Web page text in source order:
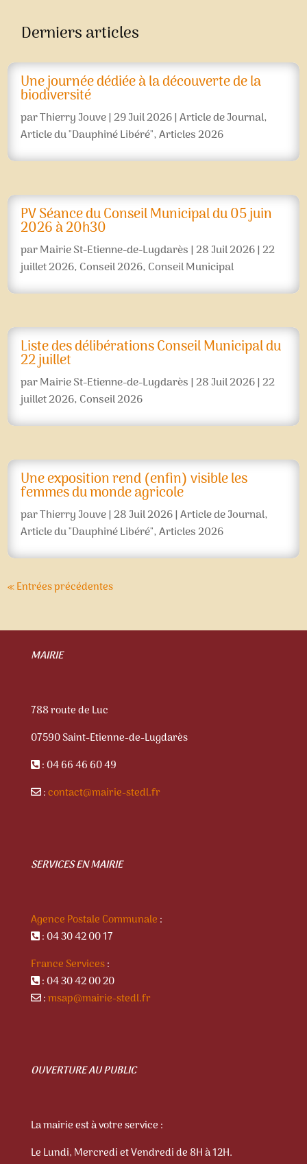
Derniers articles
Une journée dédiée à la découverte de la
biodiversité
parThierry Jouve|29 Juil 2026|Article de Journal,
Article du "Dauphiné Libéré",Articles 2026
PV Séance du Conseil Municipal du 05 juin
2026 à 20h30
parMairie St-Etienne-de-Lugdarès|28 Juil 2026|22
juillet 2026, Conseil 2026, Conseil Municipal
Liste des délibérations Conseil Municipal du
22 juillet
parMairie St-Etienne-de-Lugdarès|28 Juil 2026|22
juillet 2026, Conseil 2026
Une exposition rend (enfin) visible les
femmes du monde agricole
parThierry Jouve|28 Juil 2026|Article de Journal,
Article du "Dauphiné Libéré",Articles 2026
« Entrées précédentes
MAIRIE
788 route de Luc
07590 Saint-Etienne-de-Lugdarès
: 04 66 46 60 49
:contact@mairie-stedl.fr
SERVICES EN MAIRIE
Agence Postale Communale :
: 04 30 42 00 17
France Services:
: 04 30 42 00 20
:msap@mairie-stedl.fr
OUVERTURE AU PUBLIC
La mairie est à votre service :
Le Lundi, Mercredi et Vendredi de 8H à 12H.